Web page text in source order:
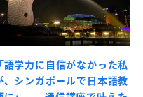
「語学力に自信がなかった私
、シンガポールで日本語教